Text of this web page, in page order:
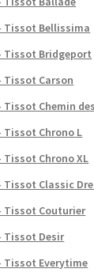
Tissot Bellissima
Tissot Bridgeport
Tissot Carson
Chemin
Tissot Chrono L
Chrono XL
Classic
Tissot Couturier
Tissot Desir
Tissot Everytime